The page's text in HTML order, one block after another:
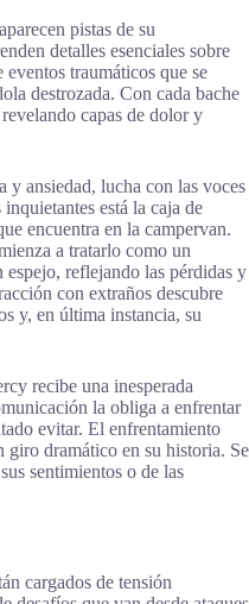
pistas de su
detalles esenciales sobre
eventos traumáticos que se
destrozada. Con cada bache
capas de dolor y
y ansiedad, lucha con las voces
está la caja de
encuentra en la campervan.
a tratarlo como un
reflejando las pérdidas y
con extraños descubre
y, en última instancia, su
recibe una inesperada
la obliga a enfrentar
evitar. El enfrentamiento
giro dramático en su historia. Se
sentimientos o de las
cargados de tensión